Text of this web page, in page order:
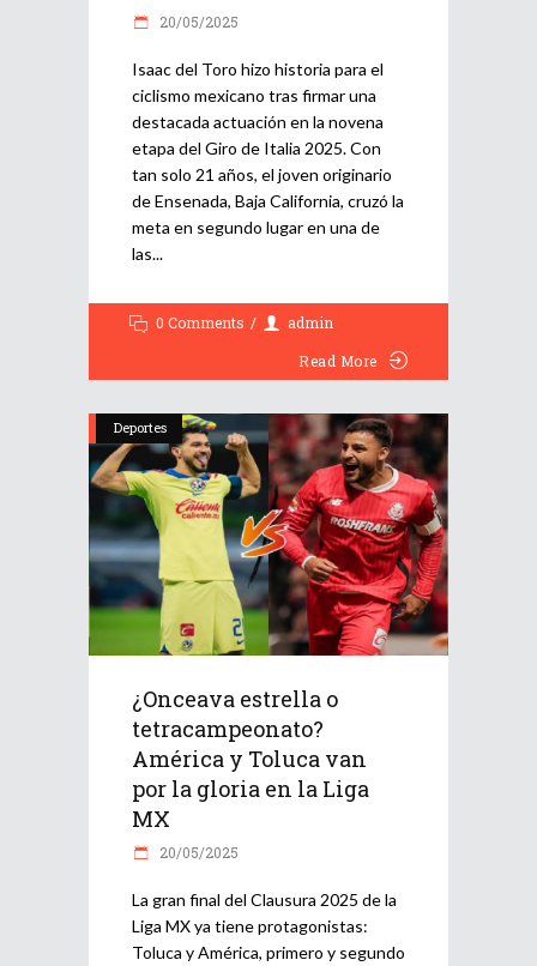
20/05/2025
Isaac del Toro hizo historia para el
ciclismo mexicano tras firmar una
destacada actuación en la novena
etapa del Giro de Italia 2025. Con
tan solo 21 años, el joven originario
de Ensenada, Baja California, cruzó la
meta en segundo lugar en una de
las
0 Comments
admin
Read More
Deportes
¿Onceava estrella o
tetracampeonato?
América y Toluca van
por la gloria en la Liga
MX
20/05/2025
La gran final del Clausura 2025 de la
Liga MX ya tiene protagonistas:
Toluca y América, primero y segundo